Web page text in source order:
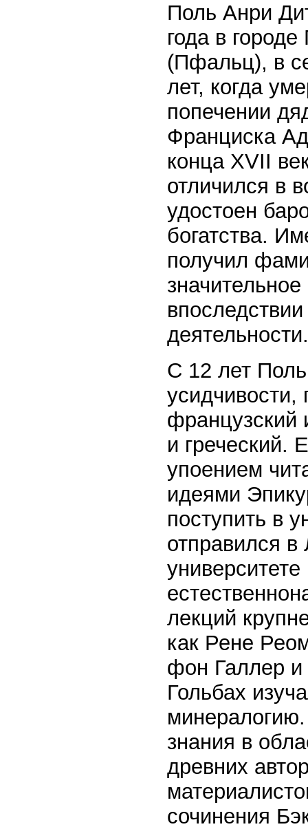
Поль Анри
года в
(Пфальц), в
лет, когда
попечении
Франциска
конца XVII
отличился в
удостоен
богатства.
получил
деятельности.
С 12 лет
французский
и греческий.
упоением
идеями
поступить в
отправился
лекций
как Рене
фон Галлер и
Гольбах
знания в
древних
сочинения